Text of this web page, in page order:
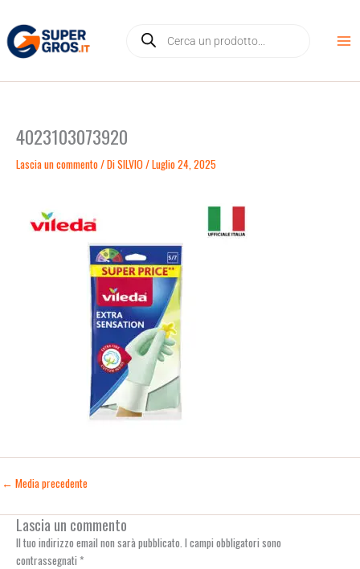
contenuto
search
4023103073920
Lascia un commento/ DiSILVIO/Luglio 24, 2025
← Media precedente
Lascia un commento
Il tuo indirizzo email non sarà pubblicato. I campi obbligatori sono
contrassegnati *